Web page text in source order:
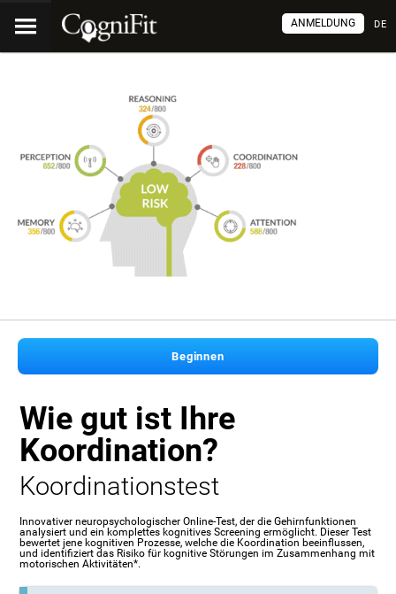
DE
ANMELDUNG
Beginnen
Wie gut ist Ihre
Koordination?
Koordinationstest
Innovativer neuropsychologischer Online-Test, der die Gehirnfunktionen
analysiert und ein komplettes kognitives Screening ermöglicht. Dieser Test
bewertet jene kognitiven Prozesse, welche die Koordination beeinflussen,
und identifiziert das Risiko für kognitive Störungen im Zusammenhang mit
motorischen Aktivitäten*.